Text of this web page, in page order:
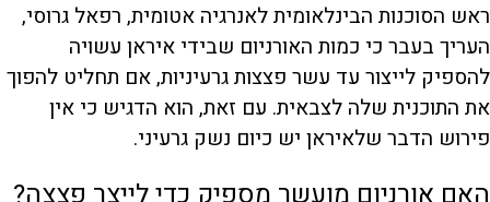
ראש הסוכנות הבינלאומית לאנרגיה אטומית, רפאל גרוסי,
העריך בעבר כי כמות האורניום שבידי איראן עשויה
להספיק לייצור עד עשר פצצות גרעיניות, אם תחליט להפוך
את התוכנית שלה לצבאית. עם זאת, הוא הדגיש כי אין
פירוש הדבר שלאיראן יש כיום נשק גרעיני.